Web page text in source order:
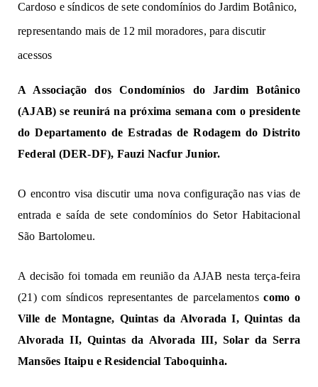
Cardoso e síndicos de sete condomínios do Jardim Botânico,
representando mais de 12 mil moradores, para discutir
acessos
A Associação dos Condomínios do Jardim Botânico
(AJAB) se reunirá na próxima semana com o presidente
do Departamento de Estradas de Rodagem do Distrito
Federal (DER-DF), Fauzi Nacfur Junior.
O encontro visa discutir uma nova configuração nas vias de
entrada e saída de sete condomínios do Setor Habitacional
São Bartolomeu.
A decisão foi tomada em reunião da AJAB nesta terça-feira
(21) com síndicos representantes de parcelamentoscomo o
Ville de Montagne, Quintas da Alvorada I, Quintas da
Alvorada II, Quintas da Alvorada III, Solar da Serra
Mansões Itaipu e Residencial Taboquinha.